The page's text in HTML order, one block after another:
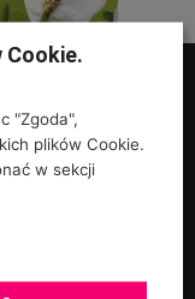
Cookie.
"Zgoda",
plików Cookie.
w sekcji